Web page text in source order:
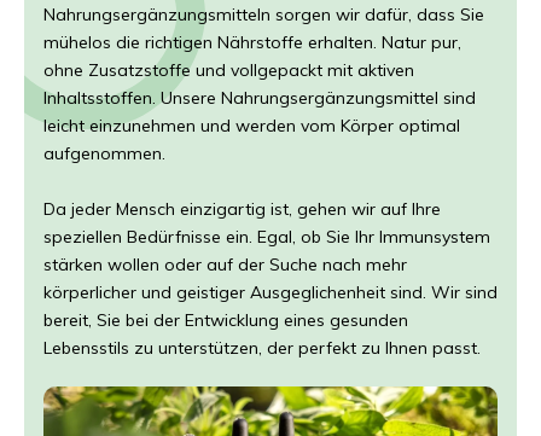
Nahrungsergänzungsmitteln sorgen wir dafür, dass Sie
mühelos die richtigen Nährstoffe erhalten. Natur pur,
ohne Zusatzstoffe und vollgepackt mit aktiven
Inhaltsstoffen. Unsere Nahrungsergänzungsmittel sind
leicht einzunehmen und werden vom Körper optimal
aufgenommen.
Da jeder Mensch einzigartig ist, gehen wir auf Ihre
speziellen Bedürfnisse ein. Egal, ob Sie Ihr Immunsystem
stärken wollen oder auf der Suche nach mehr
körperlicher und geistiger Ausgeglichenheit sind. Wir sind
bereit, Sie bei der Entwicklung eines gesunden
Lebensstils zu unterstützen, der perfekt zu Ihnen passt.